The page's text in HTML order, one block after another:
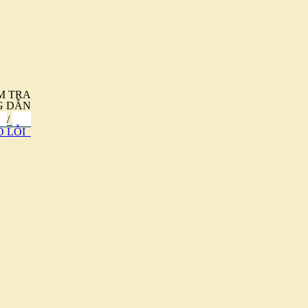
TRA
DẪN
/
LỖI